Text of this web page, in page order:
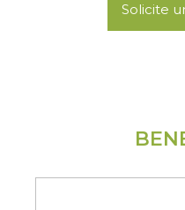
Solicite